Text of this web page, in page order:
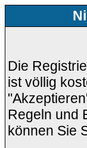
Die
ist völlig
Regeln und
können Sie